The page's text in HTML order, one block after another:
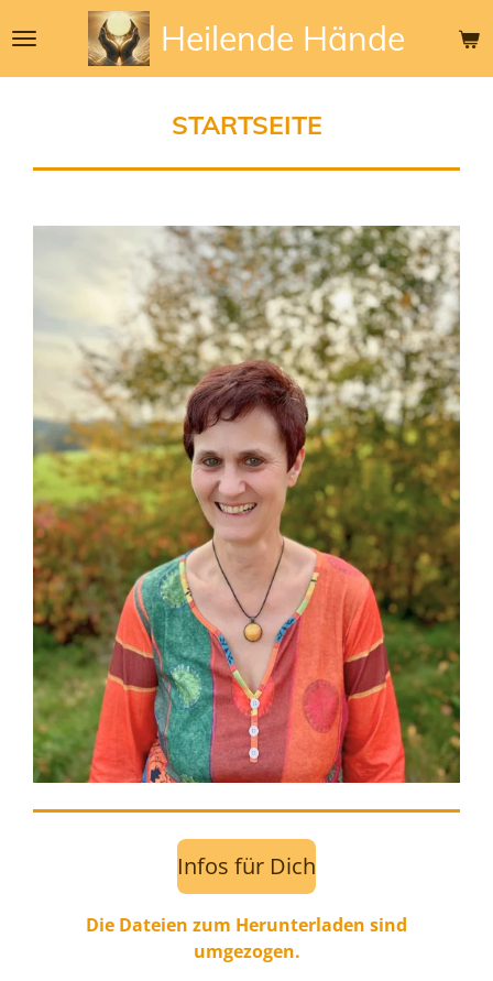
Hauptinhalt
springen
Heilende Hände
STARTSEITE
Infos für Dich
Die Dateien zum Herunterladen sind
umgezogen.